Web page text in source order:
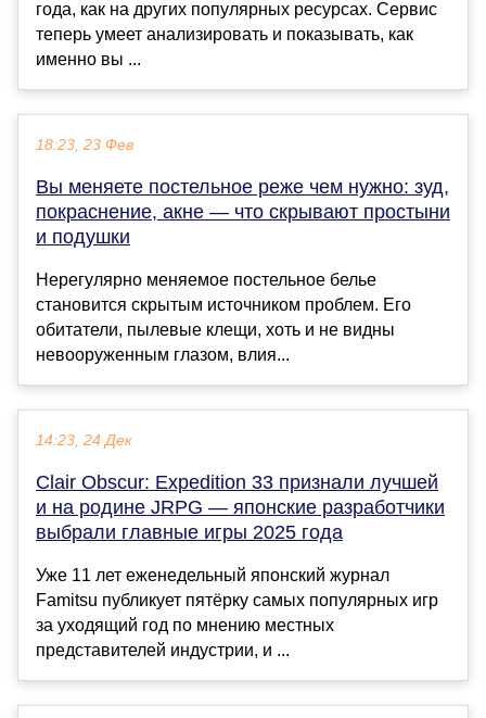
года, как на других популярных ресурсах. Сервис
теперь умеет анализировать и показывать, как
именно вы ...
18:23, 23 Фев
Вы меняете постельное реже чем нужно: зуд,
покраснение, акне — что скрывают простыни
и подушки
Нерегулярно меняемое постельное белье
становится скрытым источником проблем. Его
обитатели, пылевые клещи, хоть и не видны
невооруженным глазом, влия...
14:23, 24 Дек
Clair Obscur: Expedition 33 признали лучшей
и на родине JRPG — японские разработчики
выбрали главные игры 2025 года
Уже 11 лет еженедельный японский журнал
Famitsu публикует пятёрку самых популярных игр
за уходящий год по мнению местных
представителей индустрии, и ...